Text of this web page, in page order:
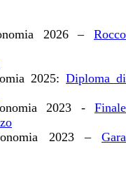
2026 – Rocco
2025:Diploma di
2023 - Finale
2023 – Gara